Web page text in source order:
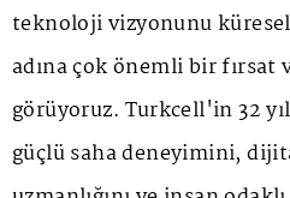
teknoloji vizyonunu
adına çok önemli bir
görüyoruz. Turkcell'in 32
güçlü saha deneyimini,